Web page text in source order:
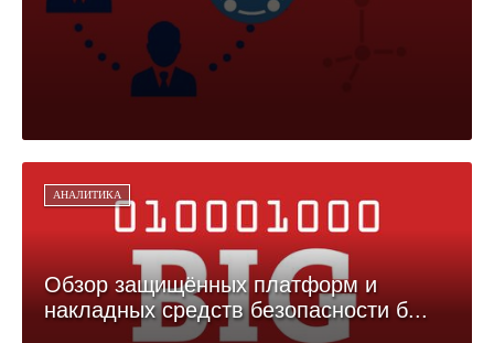
АНАЛИТИКА
Обзор защищённых платформ и
накладных средств безопасности б...